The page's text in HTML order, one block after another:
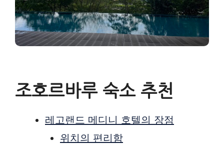
조호르바루 숙소 추천
레고랜드 메디니 호텔의 장점
위치의 편리함